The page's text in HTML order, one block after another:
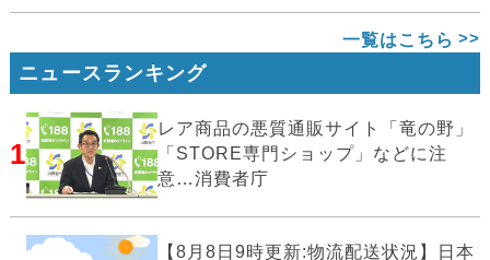
一覧はこちら
ニュースランキング
1
レア商品の悪質通販サイト「竜の野」
「STORE専門ショップ」などに注
意…消費者庁
【8月8日9時更新:物流配送状況】日本